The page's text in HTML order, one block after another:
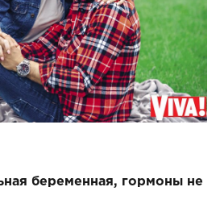
беременная, гормоны не